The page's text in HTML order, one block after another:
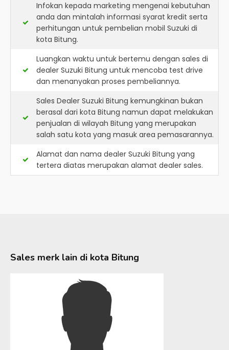
Infokan kepada marketing mengenai kebutuhan
anda dan mintalah informasi syarat kredit serta
perhitungan untuk pembelian mobil Suzuki di
kota Bitung.
Luangkan waktu untuk bertemu dengan sales di
dealer Suzuki Bitung untuk mencoba test drive
dan menanyakan proses pembeliannya.
Sales Dealer Suzuki Bitung kemungkinan bukan
berasal dari kota Bitung namun dapat melakukan
penjualan di wilayah Bitung yang merupakan
salah satu kota yang masuk area pemasarannya.
Alamat dan nama dealer Suzuki Bitung yang
tertera diatas merupakan alamat dealer sales.
Sales merk lain di kota Bitung